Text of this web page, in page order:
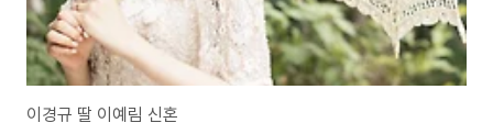
이경규 딸 이예림 신혼